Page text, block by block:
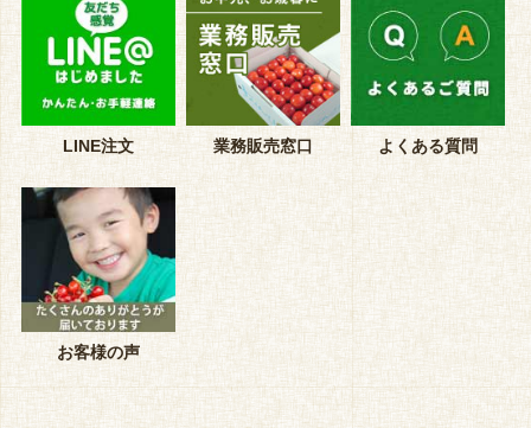
LINE注文 業務販売窓口 よくある質問
お客様の声